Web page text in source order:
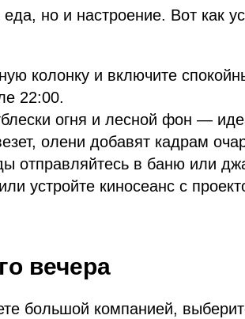
но и настроение. Вот как
колонку и включите
22:00.
огня и лесной фон —
олени добавят кадрам
отправляйтесь в баню или
устройте киносеанс с
вечера
большой компанией,